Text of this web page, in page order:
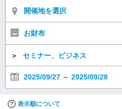
開催地を選択
お財布
＞ セミナー、ビジネス
2025/09/27 ～ 2025/09/28
表示順について